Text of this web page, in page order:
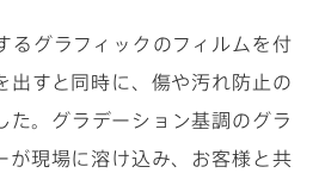
るグラフィックのフィルムを付
出すと同時に、傷や汚れ防止の
た。グラデーション基調のグラ
が現場に溶け込み、お客様と共